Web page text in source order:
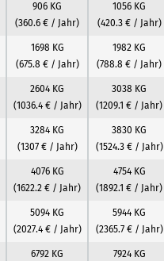
906 KG
(360.6 € / Jahr)
1056 KG
(420.3 € / Jahr)
1698 KG
(675.8 € / Jahr)
1982 KG
(788.8 € / Jahr)
2604 KG
(1036.4 € / Jahr)
3038 KG
(1209.1 € / Jahr)
3284 KG
(1307 € / Jahr)
3830 KG
(1524.3 € / Jahr)
4076 KG
(1622.2 € / Jahr)
4754 KG
(1892.1 € / Jahr)
5094 KG
(2027.4 € / Jahr)
5944 KG
(2365.7 € / Jahr)
6792 KG 7924 KG